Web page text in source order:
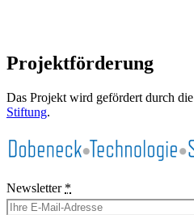
Projektförderung
Das Projekt wird gefördert durch die
Stiftung.
Newsletter *